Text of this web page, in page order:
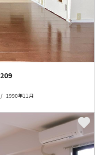
209
1990年11月